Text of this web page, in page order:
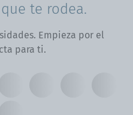
te rodea.
Empieza por el
para ti.